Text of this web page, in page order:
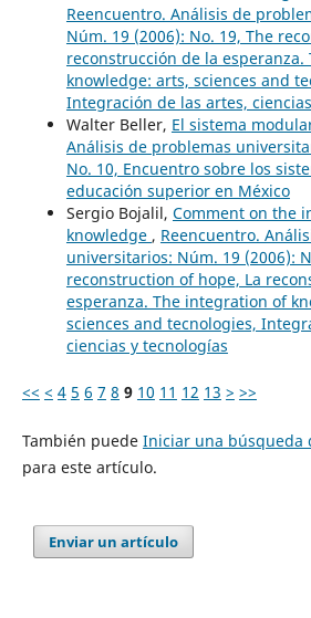
Reencuentro. Análisis de
Núm. 19 (2006): No. 19, The
reconstrucción de la
knowledge: arts, sciences and
Integración de las artes,
Walter Beller, El sistema
Análisis de problemas
No. 10, Encuentro sobre los
educación superior en México
Sergio Bojalil, Comment on the
knowledge , Reencuentro.
universitarios: Núm. 19 (2006):
reconstruction of hope, La
esperanza. The integration of
sciences and tecnologies,
ciencias y tecnologías
<< < 4 5 6 7 8 9 10 11 12 13 > >>
También puede Iniciar una búsqueda
para este artículo.
Enviar un artículo